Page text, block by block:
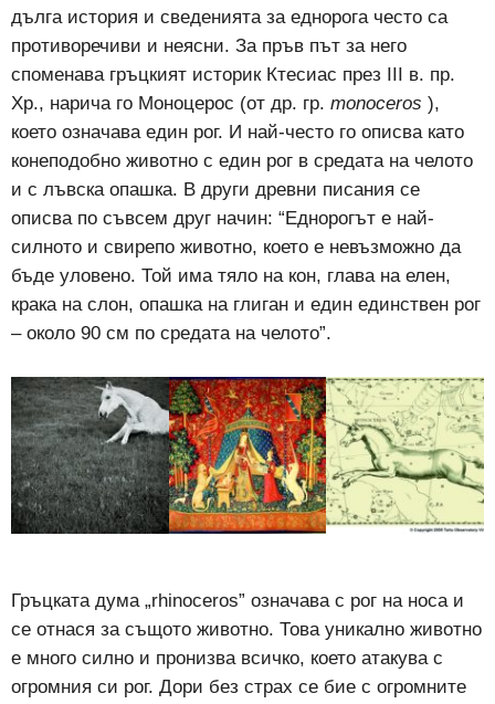
дълга история и сведенията за еднорога често са
противоречиви и неясни. За пръв път за него
споменава гръцкият историк Ктесиас през ІІІ в. пр.
Хр., нарича го Моноцерос (от др. гр. monoceros ),
което означава един рог. И най-често го описва като
конеподобно животно с един рог в средата на челото
и с лъвска опашка. В други древни писания се
описва по съвсем друг начин: “Еднорогът е най-
силното и свирепо животно, което е невъзможно да
бъде уловено. Той има тяло на кон, глава на елен,
крака на слон, опашка на глиган и един единствен рог
– около 90 см по средата на челото”.
Гръцката дума „rhinoceros” означава с рог на носа и
се отнася за същото животно. Това уникално животно
е много силно и пронизва всичко, което атакува с
огромния си рог. Дори без страх се бие с огромните